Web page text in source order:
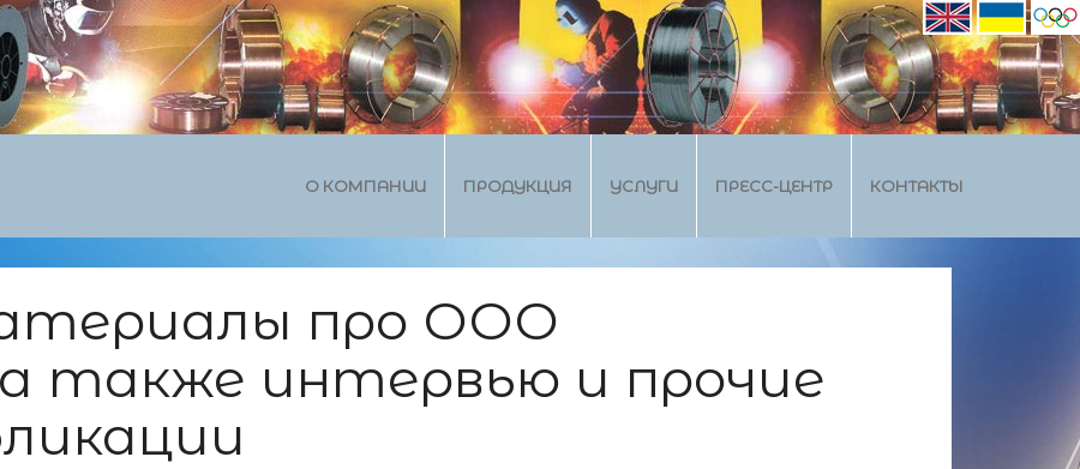
О КОМПАНИИ ПРОДУКЦИЯ УСЛУГИ ПРЕСС-ЦЕНТР КОНТАКТЫ
про ООО
также интервью и прочие